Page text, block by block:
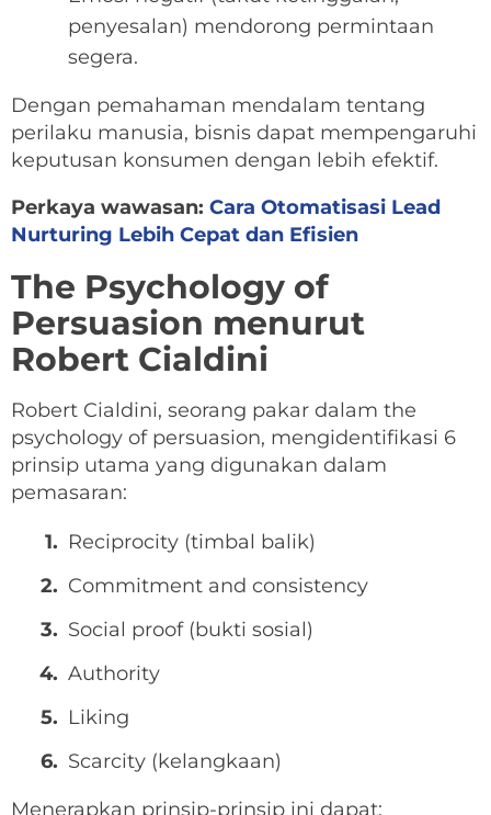
penyesalan) mendorong permintaan
segera.
Dengan pemahaman mendalam tentang
perilaku manusia, bisnis dapat mempengaruhi
keputusan konsumen dengan lebih efektif.
Perkaya wawasan: Cara Otomatisasi Lead
Nurturing Lebih Cepat dan Efisien
The Psychology of
Persuasion menurut
Robert Cialdini
Robert Cialdini, seorang pakar dalam the
psychology of persuasion, mengidentifikasi 6
prinsip utama yang digunakan dalam
pemasaran:
Reciprocity (timbal balik)
Commitment and consistency
Social proof (bukti sosial)
Authority
Liking
Scarcity (kelangkaan)
Menerapkan prinsip-prinsip ini dapat: